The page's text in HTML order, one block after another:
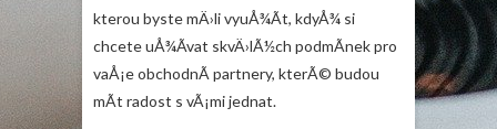
kterou byste mÄ›li vyuÅ¾Ã­t, kdyÅ¾ si
chcete uÅ¾Ã­vat skvÄ›lÃ½ch podmÃ­nek pro
vaÅ¡e obchodnÃ­ partnery, kterÃ© budou
mÃ­t radost s vÃ¡mi jednat.